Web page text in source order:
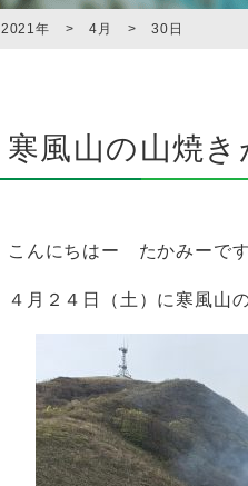
2021年 > 4月 > 30日
寒風山の山焼
こんにちはー たかみーで
４月２４日（土）に寒風山